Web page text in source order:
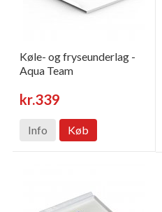
Køle- og fryseunderlag -
Aqua Team
kr.339
Info Køb